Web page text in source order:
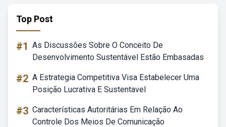
Top Post
#1 As Discussões Sobre O Conceito De
Desenvolvimento Sustentável Estão Embasadas
#2 A Estrategia Competitiva Visa Estabelecer Uma
Posição Lucrativa E Sustentavel
#3 Características Autoritárias Em Relação Ao
Controle Dos Meios De Comunicação